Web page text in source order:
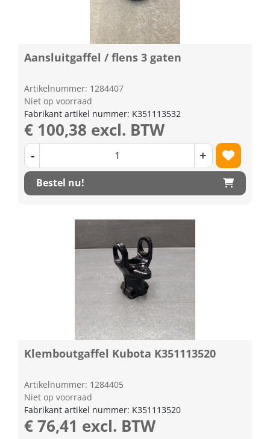
Aansluitgaffel / flens 3 gaten
Artikelnummer: 1284407
Niet op voorraad
Fabrikant artikel nummer: K351113532
€ 100,38 excl. BTW
- +
Bestel nu!
Klemboutgaffel Kubota K351113520
Artikelnummer: 1284405
Niet op voorraad
Fabrikant artikel nummer: K351113520
€ 76,41 excl. BTW